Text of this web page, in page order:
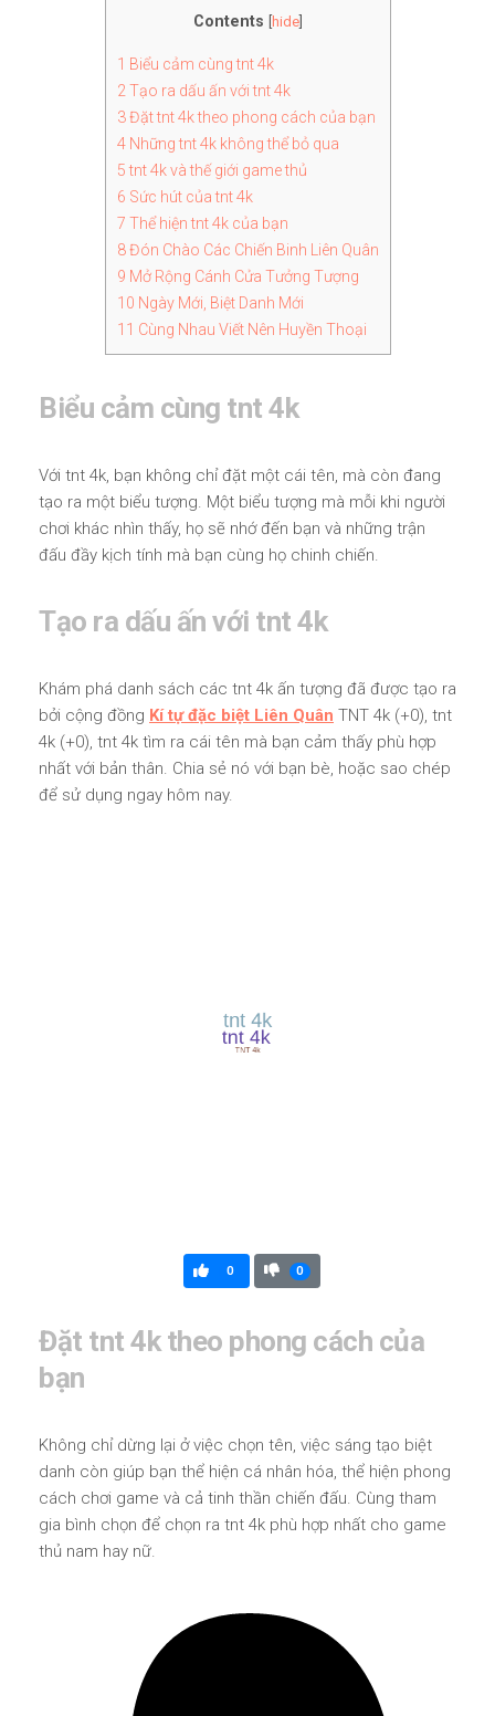
Contents hide]
1 Biểu cảm cùng tnt 4k
2Tạo ra dấu ấn với tnt 4k
3Đặt tnt 4k theo phong cách của bạn
4Những tnt 4k không thể bỏ qua
5tnt 4k và thế giới game thủ
6 Sức hút của tnt 4k
7 Thể hiện tnt 4k của bạn
8Đón Chào Các Chiến Binh Liên Quân
9 Mở Rộng Cánh Cửa Tưởng Tượng
10 Ngày Mới, Biệt Danh Mới
11 Cùng Nhau Viết Nên Huyền Thoại
Biểu cảm cùng tnt 4k
Với tnt 4k, bạn không chỉ đặt một cái tên, mà còn đang
tạo ra một biểu tượng. Một biểu tượng mà mỗi khi người
chơi khác nhìn thấy, họ sẽ nhớ đến bạn và những trận
đấu đầy kịch tính mà bạn cùng họ chinh chiến.
Tạo ra dấu ấn với tnt 4k
Khám phá danh sách các tnt 4k ấn tượng đã được tạo ra
bởi cộng đồng Kí tự đặc biệt Liên Quân TNT 4k (+0), tnt
4k (+0), tnt 4k tìm ra cái tên mà bạn cảm thấy phù hợp
nhất với bản thân. Chia sẻ nó với bạn bè, hoặc sao chép
để sử dụng ngay hôm nay.
0 0
Đặt tnt 4k theo phong cách của
bạn
Không chỉ dừng lại ở việc chọn tên, việc sáng tạo biệt
danh còn giúp bạn thể hiện cá nhân hóa, thể hiện phong
cách chơi game và cả tinh thần chiến đấu. Cùng tham
gia bình chọn để chọn ra tnt 4k phù hợp nhất cho game
thủ nam hay nữ.